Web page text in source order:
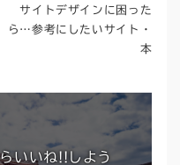
サイトデザインに困った
ら…参考にしたいサイト・
本
いいね!!しよう